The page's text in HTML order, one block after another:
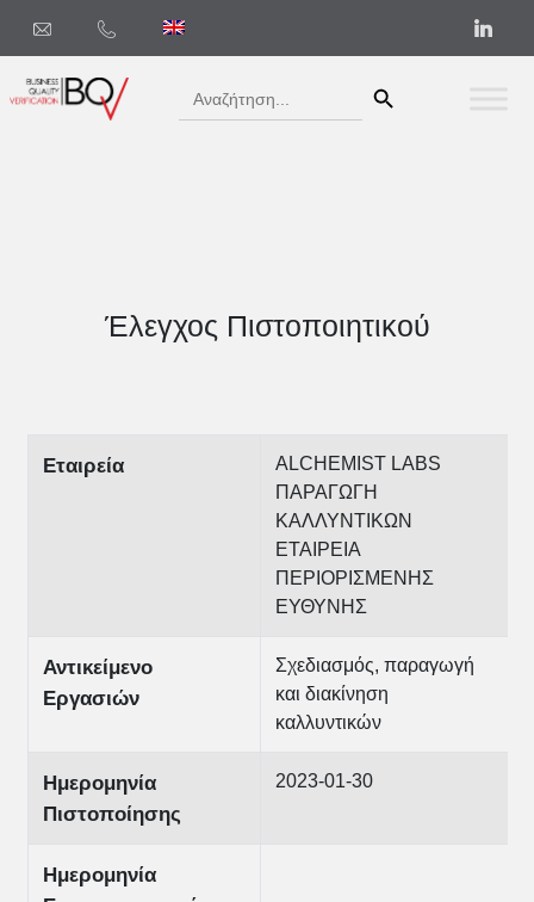
Search
for:
Έλεγχος Πιστοποιητικού
Εταιρεία
ALCHEMIST LABS
ΠΑΡΑΓΩΓΗ
ΚΑΛΛΥΝΤΙΚΩΝ
ΕΤΑΙΡΕΙΑ
ΠΕΡΙΟΡΙΣΜΕΝΗΣ
ΕΥΘΥΝΗΣ
Αντικείμενο
Εργασιών
Σχεδιασμός, παραγωγή
και διακίνηση
καλλυντικών
Ημερομηνία
Πιστοποίησης
2023-01-30
Ημερομηνία